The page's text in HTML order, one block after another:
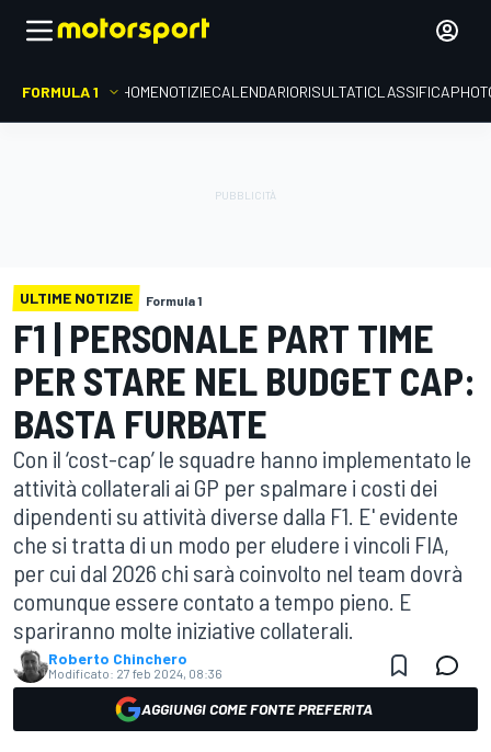
FORMULA 1 HOMENOTIZIECALENDARIORISULTATICLASSIFICA
ULTIME NOTIZIE Formula 1
F1 | PERSONALE PART TIME
PER STARE NEL BUDGET CAP:
BASTA FURBATE
Con il ‘cost-cap’ le squadre hanno implementato le
attività collaterali ai GP per spalmare i costi dei
dipendenti su attività diverse dalla F1. E' evidente
che si tratta di un modo per eludere i vincoli FIA,
per cui dal 2026 chi sarà coinvolto nel team dovrà
comunque essere contato a tempo pieno. E
spariranno molte iniziative collaterali.
Roberto Chinchero
Modificato: 27 feb 2024, 08:36
AGGIUNGI COME FONTE PREFERITA